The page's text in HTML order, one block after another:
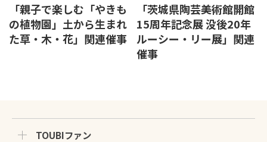
「親子で楽しむ「やきも
の植物園」土から生まれ
た草・木・花」関連催事
「茨城県陶芸美術館開館
15周年記念展 没後20年
ルーシー・リー展」関連
催事
TOUBIファン